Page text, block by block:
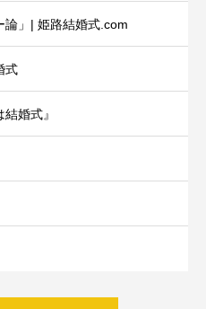
論」| 姫路結婚式.com
式
婚式』